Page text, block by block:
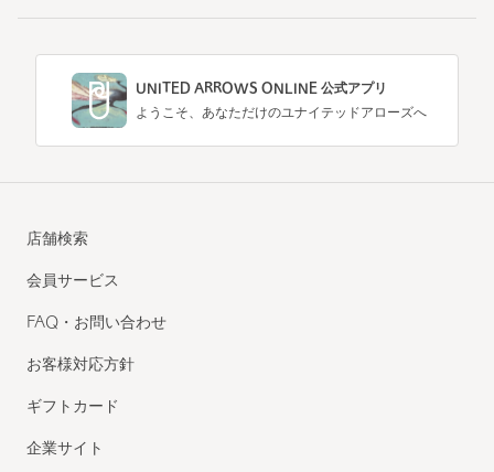
UNITED ARROWS ONLINE 公式アプリ
ようこそ、あなただけのユナイテッドアローズへ
店舗検索
会員サービス
FAQ・お問い合わせ
お客様対応方針
ギフトカード
企業サイト